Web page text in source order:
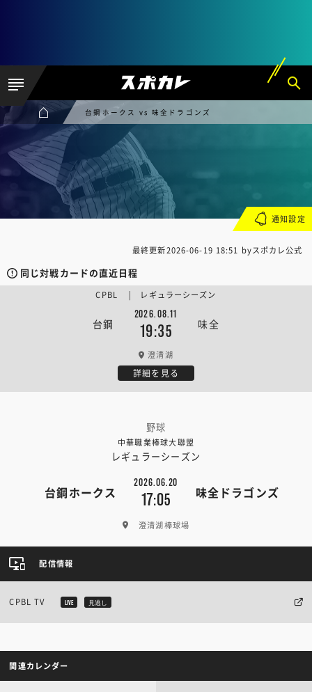
台鋼ホークス vs 味全ドラゴンズ
最終更新2026-06-19 18:51 byスポカレ公式
同じ対戦カードの直近日程
台鋼
2026.08.11
19:35 味全
CPBL | レギュラーシーズン
澄清湖
詳細を見る
野球
中華職業棒球大聯盟
レギュラーシーズン
台鋼ホークス
2026.06.20
17:05 味全ドラゴンズ
澄清湖棒球場
通知設定
配信情報
CPBL TV LIVE 見逃し
関連カレンダー